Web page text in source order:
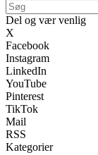
Del og vær venlig
X
Facebook
Instagram
LinkedIn
YouTube
Pinterest
TikTok
Mail
RSS
Kategorier